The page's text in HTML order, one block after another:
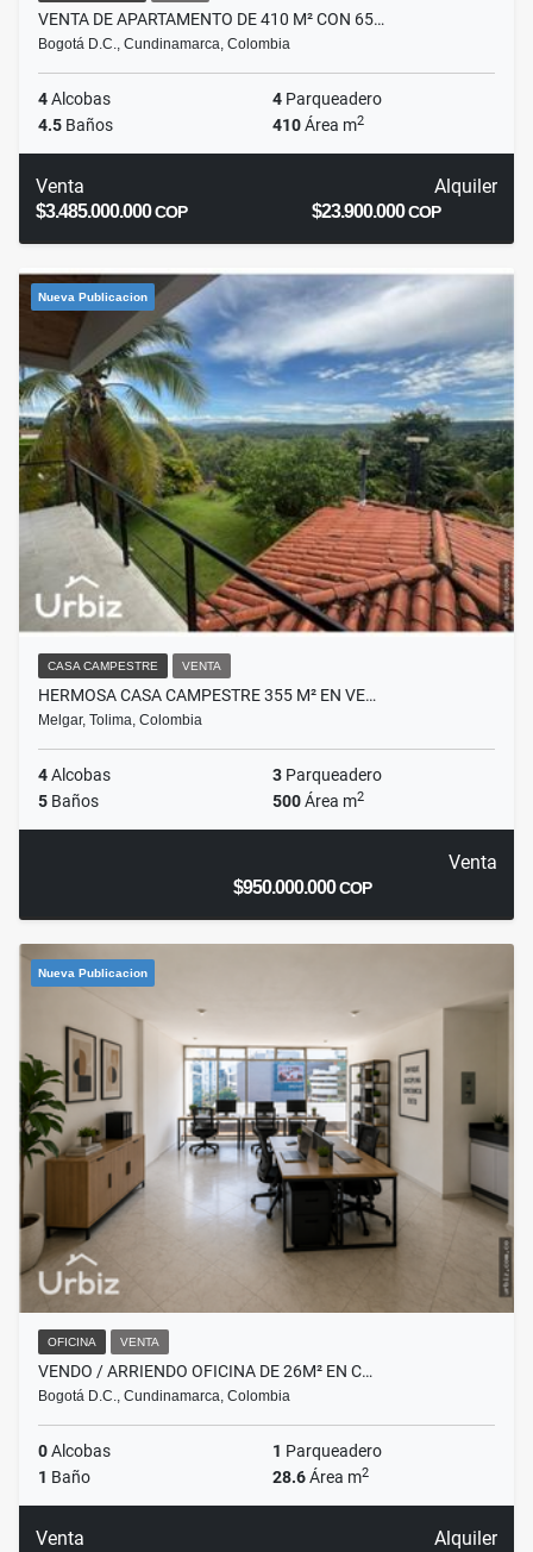
VENTA DE APARTAMENTO DE 410 M² CON 65…
Bogotá D.C., Cundinamarca, Colombia
4Alcobas 4 Parqueadero
4.5 Baños 410Área m2
Venta
$3.485.000.000COP
Alquiler
$23.900.000COP
Nueva Publicacion
CASA CAMPESTRE VENTA
HERMOSA CASA CAMPESTRE 355 M² EN VE…
Melgar, Tolima, Colombia
4Alcobas 3 Parqueadero
5 Baños 500Área m2
Venta
$950.000.000COP
Nueva Publicacion
OFICINA VENTA
VENDO / ARRIENDO OFICINA DE 26M² EN C…
Bogotá D.C., Cundinamarca, Colombia
0Alcobas 1 Parqueadero
1 Baño 28.6Área m2
Venta Alquiler